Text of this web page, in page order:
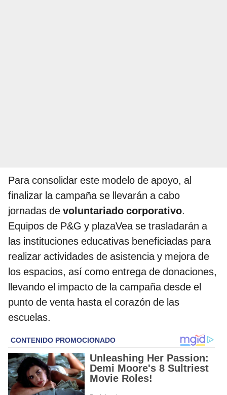
Para consolidar este modelo de apoyo, al
finalizar la campaña se llevarán a cabo
jornadas de voluntariado corporativo.
Equipos de P&G y plazaVea se trasladarán a
las instituciones educativas beneficiadas para
realizar actividades de asistencia y mejora de
los espacios, así como entrega de donaciones,
llevando el impacto de la campaña desde el
punto de venta hasta el corazón de las
escuelas.